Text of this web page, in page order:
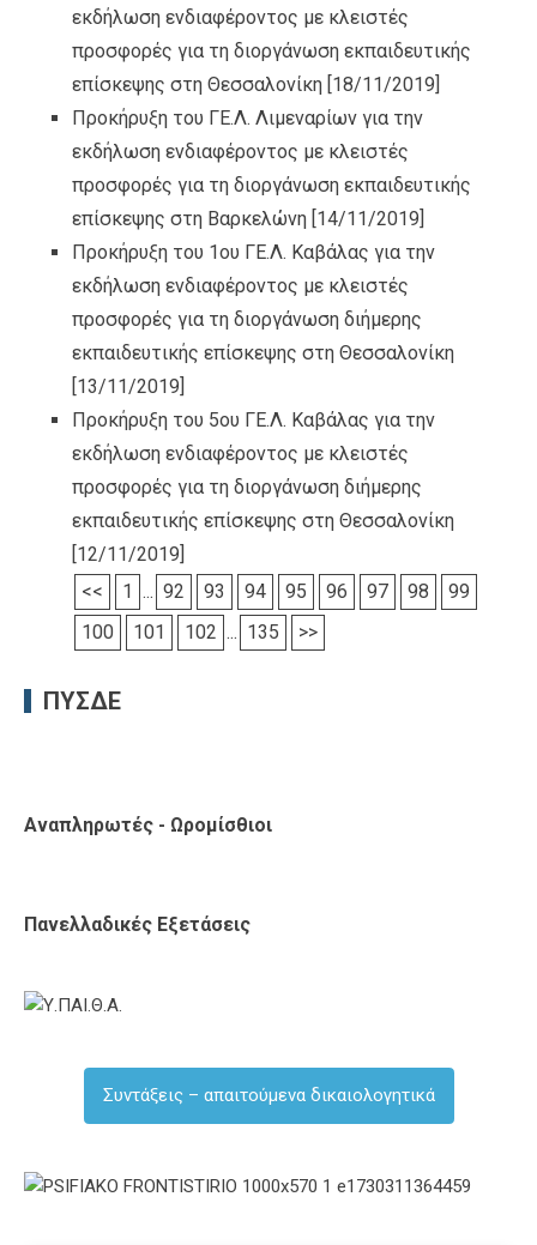
εκδήλωση ενδιαφέροντος με κλειστές
προσφορές για τη διοργάνωση εκπαιδευτικής
επίσκεψης στη Θεσσαλονίκη [18/11/2019]
Προκήρυξη του ΓΕ.Λ. Λιμεναρίων για την
εκδήλωση ενδιαφέροντος με κλειστές
προσφορές για τη διοργάνωση εκπαιδευτικής
επίσκεψης στη Βαρκελώνη [14/11/2019]
Προκήρυξη του 1ου ΓΕ.Λ. Καβάλας για την
εκδήλωση ενδιαφέροντος με κλειστές
προσφορές για τη διοργάνωση διήμερης
εκπαιδευτικής επίσκεψης στη Θεσσαλονίκη
[13/11/2019]
Προκήρυξη του 5ου ΓΕ.Λ. Καβάλας για την
εκδήλωση ενδιαφέροντος με κλειστές
προσφορές για τη διοργάνωση διήμερης
εκπαιδευτικής επίσκεψης στη Θεσσαλονίκη
[12/11/2019]
<<
1 ... 92 93 94 95 96 97 98
99
100
101 102 ... 135 >>
ΠΥΣΔΕ
Αναπληρωτές - Ωρομίσθιοι
Πανελλαδικές Εξετάσεις
Συντάξεις – απαιτούμενα δικαιολογητικά